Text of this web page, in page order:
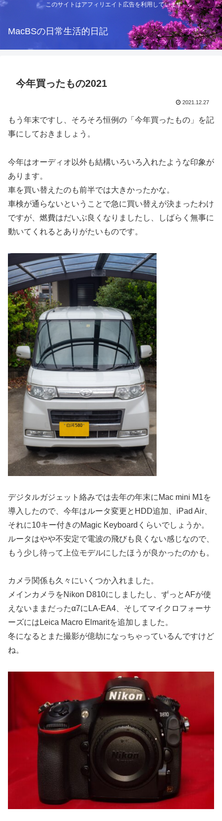
このサイトはアフィリエイト広告を利用しています
MacBSの日常生活的日記
今年買ったもの2021
2021.12.27
もう年末ですし、そろそろ恒例の「今年買ったもの」を記
事にしておきましょう。
今年はオーディオ以外も結構いろいろ入れたような印象が
あります。
車を買い替えたのも前半では大きかったかな。
車検が通らないということで急に買い替えが決まったわけ
ですが、燃費はだいぶ良くなりましたし、しばらく無事に
動いてくれるとありがたいものです。
デジタルガジェット絡みでは去年の年末にMac mini M1を
導入したので、今年はルータ変更とHDD追加、iPad Air、
それに10キー付きのMagic Keyboardくらいでしょうか。
ルータはやや不安定で電波の飛びも良くない感じなので、
もう少し待って上位モデルにしたほうが良かったのかも。
カメラ関係も久々にいくつか入れました。
メインカメラをNikon D810にしましたし、ずっとAFが使
えないままだったα7にLA-EA4、そしてマイクロフォーサ
ーズにはLeica Macro Elmaritを追加しました。
冬になるとまた撮影が億劫になっちゃっているんですけど
ね。